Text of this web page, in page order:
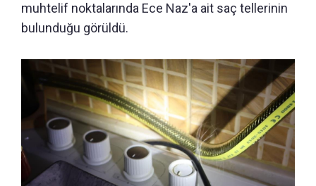
muhtelif noktalarında Ece Naz'a ait saç tellerinin
bulunduğu görüldü.